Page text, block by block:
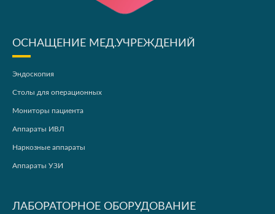
ОСНАЩЕНИЕ МЕД.УЧРЕЖДЕНИЙ
Эндоскопия
Столы для операционных
Мониторы пациента
Аппараты ИВЛ
Наркозные аппараты
Аппараты УЗИ
ЛАБОРАТОРНОЕ ОБОРУДОВАНИЕ